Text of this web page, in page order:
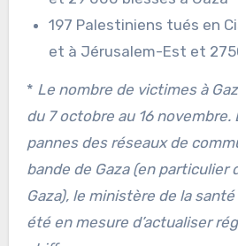
197 Palestiniens tués en
et à Jérusalem-Est et
* Le nombre de victimes à
du 7 octobre au 16 novembre.
pannes des réseaux de
bande de Gaza (en particulier
Gaza), le ministère de la santé
été en mesure d’actualiser